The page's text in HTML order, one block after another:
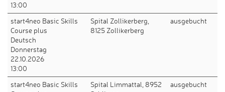
13:00
start4neo Basic Skills
Course plus
Deutsch
Donnerstag
22.10.2026
13:00
Spital Zollikerberg,
8125 Zollikerberg
ausgebucht
start4neo Basic Skills
Spital Limmattal, 8952
ausgebucht